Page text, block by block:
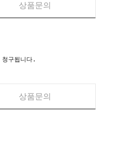
상품문의
구됩니다.
상품문의